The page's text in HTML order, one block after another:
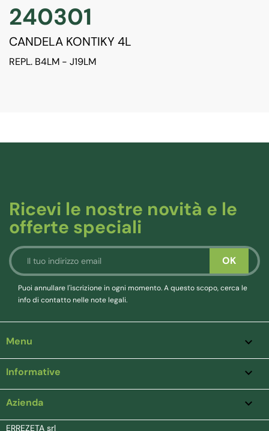
240301
CANDELA KONTIKY 4L
REPL. B4LM - J19LM
Ricevi le nostre novità e le
offerte speciali
Puoi annullare l'iscrizione in ogni momento. A questo scopo, cerca le
info di contatto nelle note legali.
Menu 
Informative 
Azienda keyboard_arrow_down
ERREZETA srl